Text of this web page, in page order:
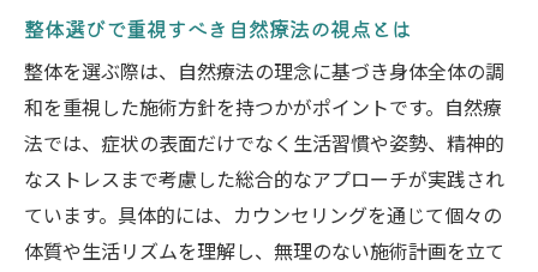
整体選びで重視すべき自然療法の視点とは
整体を選ぶ際は、自然療法の理念に基づき身体全体の調
和を重視した施術方針を持つかがポイントです。自然療
法では、症状の表面だけでなく生活習慣や姿勢、精神的
なストレスまで考慮した総合的なアプローチが実践され
ています。具体的には、カウンセリングを通じて個々の
体質や生活リズムを理解し、無理のない施術計画を立て